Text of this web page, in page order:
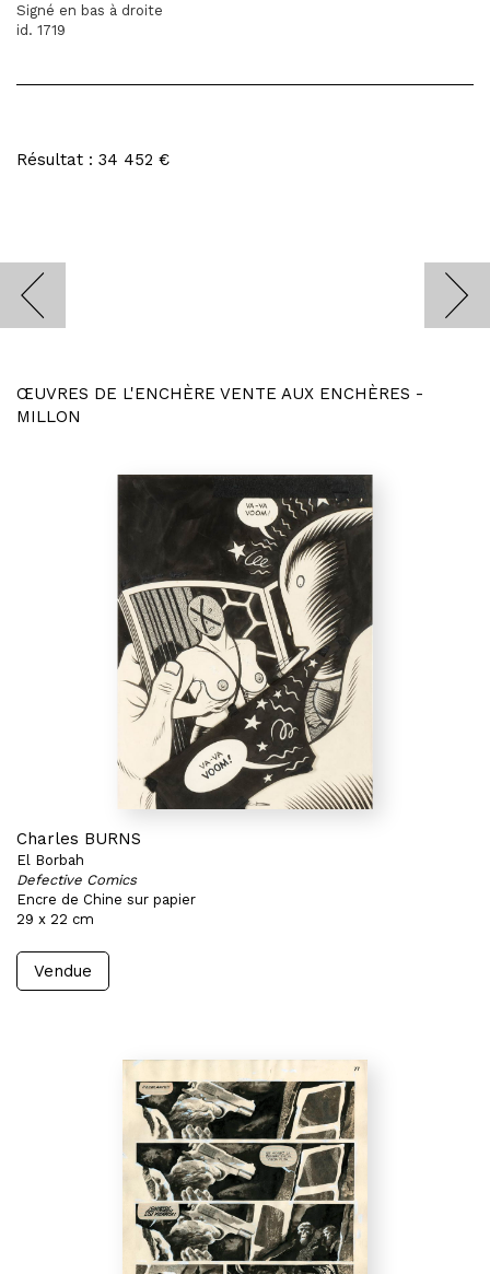
Signé en bas à droite
id. 1719
Résultat : 34 452 €
ŒUVRES DE L'ENCHÈRE VENTE AUX ENCHÈRES -
MILLON
Charles BURNS
El Borbah
Defective Comics
Encre de Chine sur papier
29 x 22 cm
Vendue